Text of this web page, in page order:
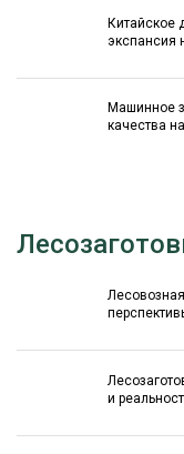
Китайское
экспансия
Машинное
качества
и